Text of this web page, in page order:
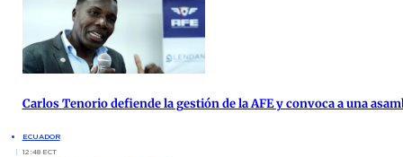
Carlos Tenorio defiende la gestión de la AFE y convoca a una
ECUADOR
12:48 ECT